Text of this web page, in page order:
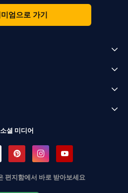
엄으로 가기
소셜 미디어
편지함에서 바로 받아보세요